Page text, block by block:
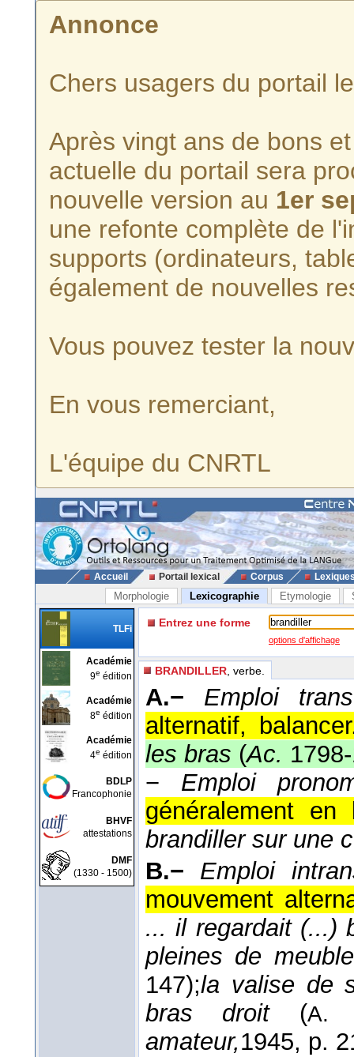
Annonce
Chers usagers du portail
Après vingt ans de bons
actuelle du portail sera
nouvelle version au 1er
une refonte complète de
supports (ordinateurs,
également de nouvelles
Vous pouvez tester la
En vous remerciant,
L'équipe du CNRTL
Accueil Portail lexical Corpus
Morphologie Lexicographie Etymologie
TLFi
Académie
9e édition
Académie
8e édition
Académie
4e édition
BDLP
Francophonie
BHVF
attestations
DMF
(1330 - 1500)
Entrez une forme
options d'affichage
BRANDILLER , verbe.
A.−
Emploi
alternatif,
les bras (Ac.
− Emploi
généralement
brandiller sur une
B.−
Emploi
mouvement
... il regardait (...)
pleines de
147);la valise de
bras droit (A.
amateur,1945, p.